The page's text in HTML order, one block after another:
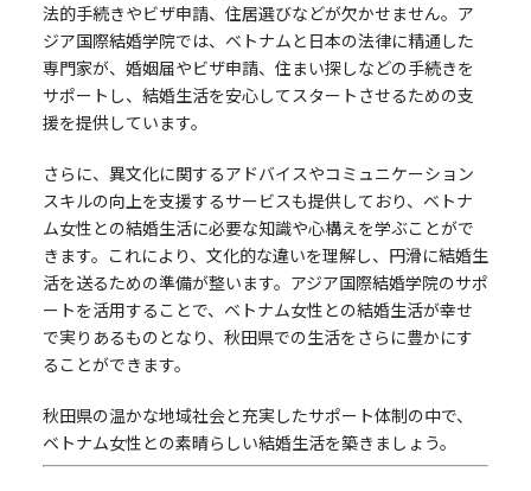
法的手続きやビザ申請、住居選びなどが欠かせません。ア
ジア国際結婚学院では、ベトナムと日本の法律に精通した
専門家が、婚姻届やビザ申請、住まい探しなどの手続きを
サポートし、結婚生活を安心してスタートさせるための支
援を提供しています。
さらに、異文化に関するアドバイスやコミュニケーション
スキルの向上を支援するサービスも提供しており、ベトナ
ム女性との結婚生活に必要な知識や心構えを学ぶことがで
きます。これにより、文化的な違いを理解し、円滑に結婚生
活を送るための準備が整います。アジア国際結婚学院のサポ
ートを活用することで、ベトナム女性との結婚生活が幸せ
で実りあるものとなり、秋田県での生活をさらに豊かにす
ることができます。
秋田県の温かな地域社会と充実したサポート体制の中で、
ベトナム女性との素晴らしい結婚生活を築きましょう。